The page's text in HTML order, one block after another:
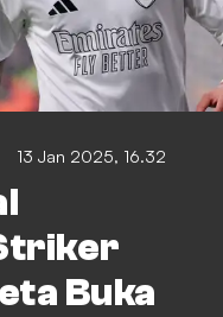
13 Jan 2025, 16.32
Buka